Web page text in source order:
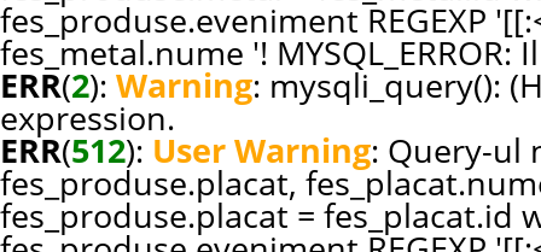
fes_produse.eveniment REGEXP
fes_metal.nume '!
ERR(2): Warning: mysqli_query():
expression.
ERR(512): User Warning: Query-ul
fes_produse.placat,
fes_produse.placat = fes_placat.id